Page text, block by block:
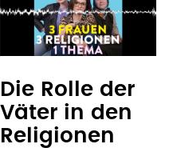
Die Rolle der
Väter in den
Religionen